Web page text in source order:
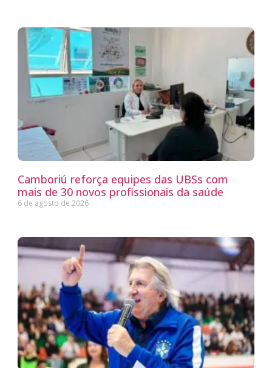
Camboriú reforça equipes das UBSs com
mais de 30 novos profissionais da saúde
6 de agosto de 2026